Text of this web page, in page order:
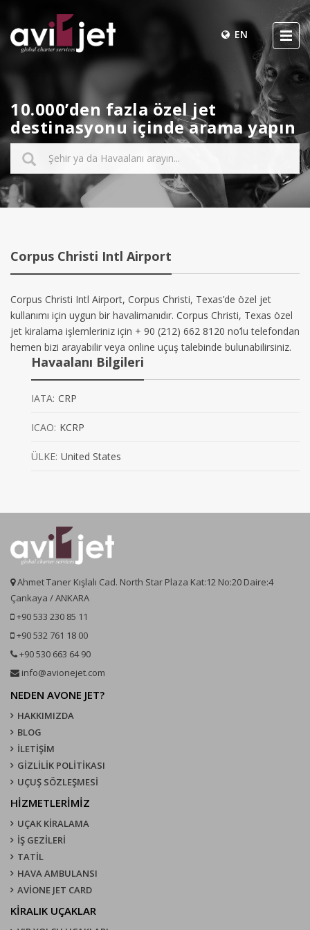
EN
10.000’den fazla özel jet
destinasyonu içinde arama yapın
Corpus Christi Intl Airport
Corpus Christi Intl Airport, Corpus Christi, Texas’de özel jet
kullanımı için uygun bir havalimanıdır. Corpus Christi, Texas özel
jet kiralama işlemleriniz için + 90 (212) 662 8120 no’lu telefondan
hemen bizi arayabilir veya online uçuş talebinde bulunabilirsiniz.
Havaalanı Bilgileri
IATA: CRP
ICAO: KCRP
ÜLKE: United States
Ahmet Taner Kışlalı Cad. North Star Plaza Kat:12 No:20 Daire:4
Çankaya / ANKARA
+90 533 230 85 11
+90 532 761 18 00
+90 530 663 64 90
info@avionejet.com
NEDEN AVONE JET?
HAKKIMIZDA
BLOG
İLETİŞİM
GİZLİLİK POLİTİKASI
UÇUŞ SÖZLEŞMESI
HİZMETLERİMİZ
UÇAK KIRALAMA
İŞ GEZİLERİ
TATİL
HAVA AMBULANSI
AVİONE JET CARD
KIRALIK UÇAKLAR